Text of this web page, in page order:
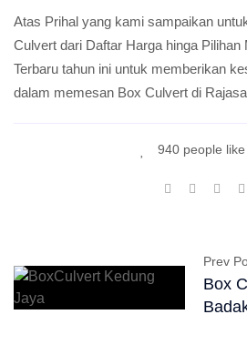
Atas Prihal yang kami sampaikan
Culvert dari Daftar Harga hinga Pilihan
Terbaru tahun ini untuk memberikan
dalam memesan Box Culvert di
940 people
Prev
Box